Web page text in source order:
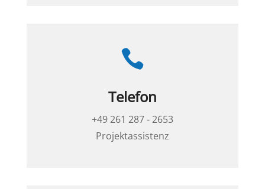

Telefon
+49 261 287 - 2653
Projektassistenz